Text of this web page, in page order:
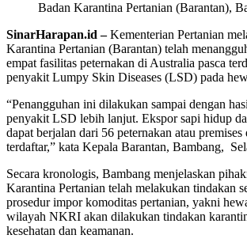
Badan Karantina Pertanian (Barantan),
SinarHarapan.id –Kementerian Pertanian
Karantina Pertanian (Barantan) telah
empat fasilitas peternakan di Australia pasca
penyakit Lumpy Skin Diseases (LSD) pada
“Penangguhan ini dilakukan sampai dengan
penyakit LSD lebih lanjut. Ekspor sapi hidup
dapat berjalan dari 56 peternakan atau
terdaftar,” kata Kepala Barantan, Bambang,
Secara kronologis, Bambang menjelaskan
Karantina Pertanian telah melakukan tindakan
prosedur impor komoditas pertanian, yakni
wilayah NKRI akan dilakukan tindakan
kesehatan dan keamanan.